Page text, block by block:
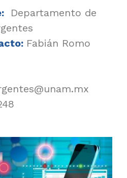
Departamento de
Fabián Romo